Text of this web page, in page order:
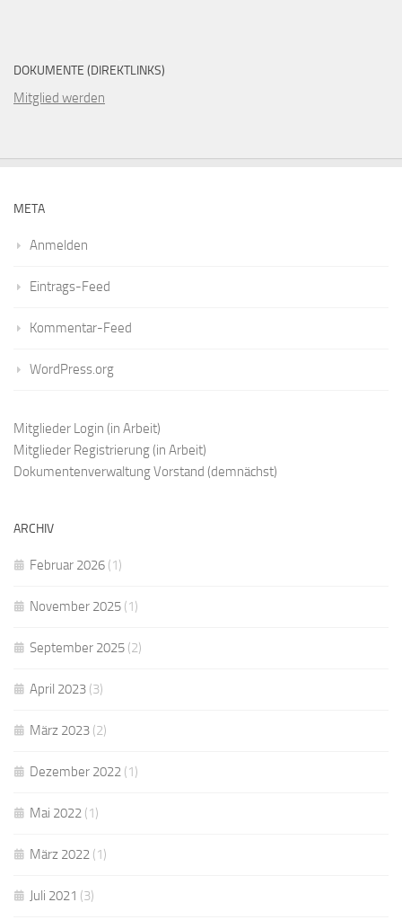
DOKUMENTE (DIREKTLINKS)
Mitglied werden
META
Anmelden
Eintrags-Feed
Kommentar-Feed
WordPress.org
Mitglieder Login (in Arbeit)
Mitglieder Registrierung (in Arbeit)
Dokumentenverwaltung Vorstand (demnächst)
ARCHIV
Februar 2026 (1)
November 2025 (1)
September 2025 (2)
April 2023 (3)
März 2023 (2)
Dezember 2022 (1)
Mai 2022 (1)
März 2022 (1)
Juli 2021 (3)